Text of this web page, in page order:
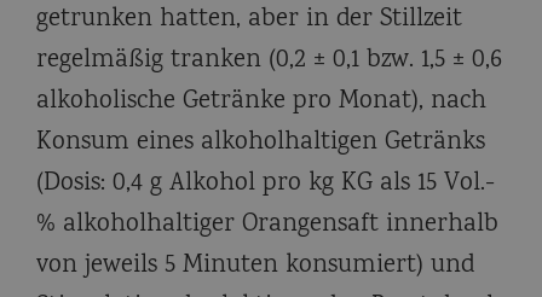
getrunken hatten, aber in der Stillzeit
regelmäßig tranken (0,2 ± 0,1 bzw. 1,5 ± 0,6
alkoholische Getränke pro Monat), nach
Konsum eines alkoholhaltigen Getränks
(Dosis: 0,4 g Alkohol pro kg KG als 15 Vol.-
% alkoholhaltiger Orangensaft innerhalb
von jeweils 5 Minuten konsumiert) und